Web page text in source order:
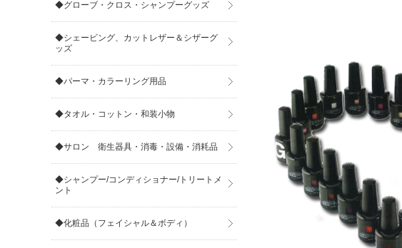
◆グローブ・クロス・シャンプーグッズ
◆シェービング、カットレザー＆シザーグ
ッズ
◆パーマ・カラーリング用品
◆タオル・コットン・和装小物
◆サロン 衛生器具・消毒・設備・消耗品
◆シャンプー/コンディショナー/トリートメ
ント
◆化粧品（フェイシャル＆ボディ）